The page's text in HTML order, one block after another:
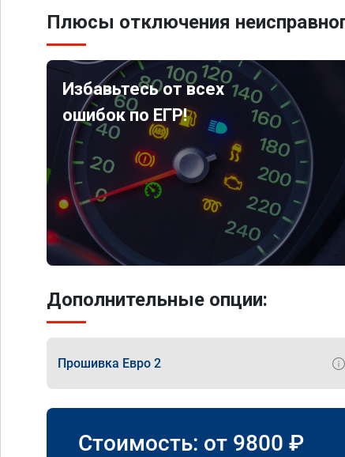
Плюсы отключения
Избавьтесь от всех
ошибок по ЕГР!
Дополнительные опции:
Прошивка Евро 2
Стоимость: от 9800 ₽